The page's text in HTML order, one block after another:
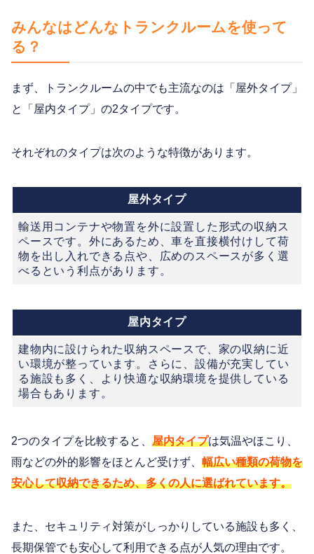
みんなはどんなトランクルームを使って
る？
まず、トランクルームの中でも主流なのは「屋外タイプ」
と「屋内タイプ」の2タイプです。
それぞれのタイプは次のような特徴があります。
屋外タイプ
輸送用コンテナや物置を外に設置した形式の収納ス
ペースです。外にあるため、車を直接横付けして荷
物を出し入れできる点や、広めのスペースが多く選
べるという利点があります。
屋内タイプ
建物内に設けられた収納スペースで、家の収納に近
い環境が整っています。さらに、設備が充実してい
る施設も多く、より快適な収納環境を提供している
場合もあります。
2つのタイプを比較すると、 屋内タイプは気温やほこり、
雨などの外的影響をほとんど受けず、 幅広い種類の荷物を
安心して収納できるため、多くの人に選ばれています。
また、セキュリティ対策がしっかりしている施設も多く、
長期保管でも安心して利用できる点が人気の理由です。